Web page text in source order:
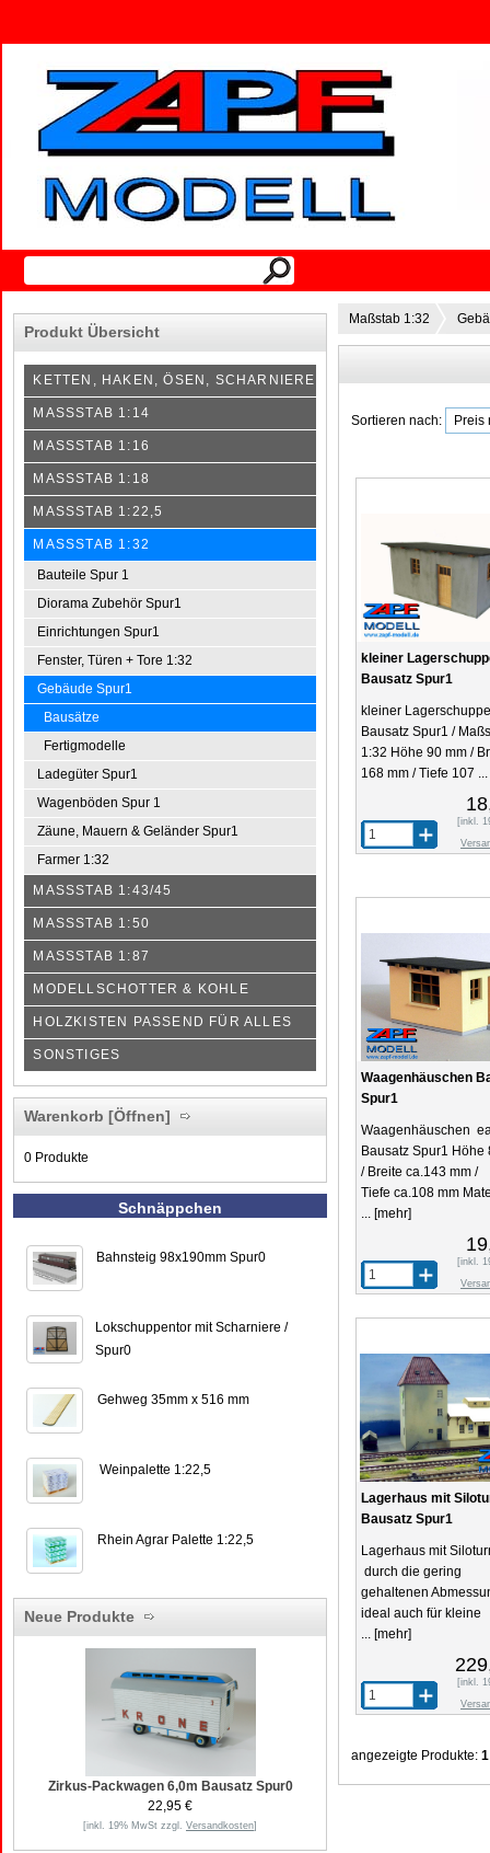
Produkt Übersicht
KETTEN, HAKEN, ÖSEN, SCHARNIERE
MASSSTAB 1:14
MASSSTAB 1:16
MASSSTAB 1:18
MASSSTAB 1:22,5
MASSSTAB 1:32
Bauteile Spur 1
Diorama Zubehör Spur1
Einrichtungen Spur1
Fenster, Türen + Tore 1:32
Gebäude Spur1
Bausätze
Fertigmodelle
Ladegüter Spur1
Wagenböden Spur 1
Zäune, Mauern & Geländer Spur1
Farmer 1:32
MASSSTAB 1:43/45
MASSSTAB 1:50
MASSSTAB 1:87
MODELLSCHOTTER & KOHLE
HOLZKISTEN PASSEND FÜR ALLES
SONSTIGES
Warenkorb [Öffnen]
0 Produkte
Schnäppchen
Bahnsteig 98x190mm Spur0
Lokschuppentor mit Scharniere /
Spur0
Gehweg 35mm x 516 mm
Weinpalette 1:22,5
Rhein Agrar Palette 1:22,5
Neue Produkte
Zirkus-Packwagen 6,0m Bausatz Spur0
22,95 €
[inkl. 19% MwSt zzgl. Versandkosten]
Maßstab 1:32
Sortieren nach:
kleiner
Bausatz Spur1
kleiner
Bausatz Spur1 /
1:32 Höhe 90 mm /
168 mm / Tiefe 107 ...
[inkl.
Waagenhäuschen
Spur1
Waagenhäuschen
Bausatz Spur1 Höhe
/ Breite ca.143 mm /
Tiefe ca.108 mm
... [mehr]
[inkl.
Lagerhaus mit
Bausatz Spur1
Lagerhaus mit
durch die gering
gehaltenen
ideal auch für kleine
... [mehr]
[inkl.
angezeigte Produkte: 1